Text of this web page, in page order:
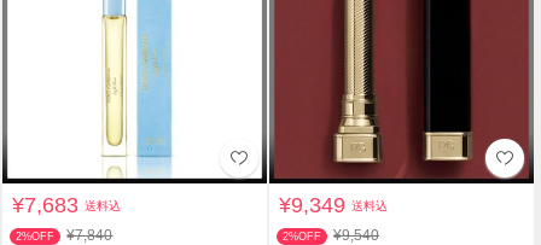
¥7,683送料込
2%OFF ¥7,840
¥9,349送料込
2%OFF ¥9,540